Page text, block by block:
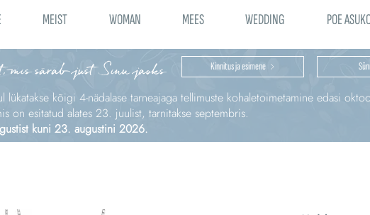
MEIST WOMAN MEES WEDDING POE
mis särab just Sinu jaoks Kinnitus ja esimene
lükatakse kõigi 4‑nädalase tarneajaga tellimuste kohaletoimetamine edasi
on esitatud alates 23. juulist, tarnitakse septembris.
kuni 23. augustini 2026.